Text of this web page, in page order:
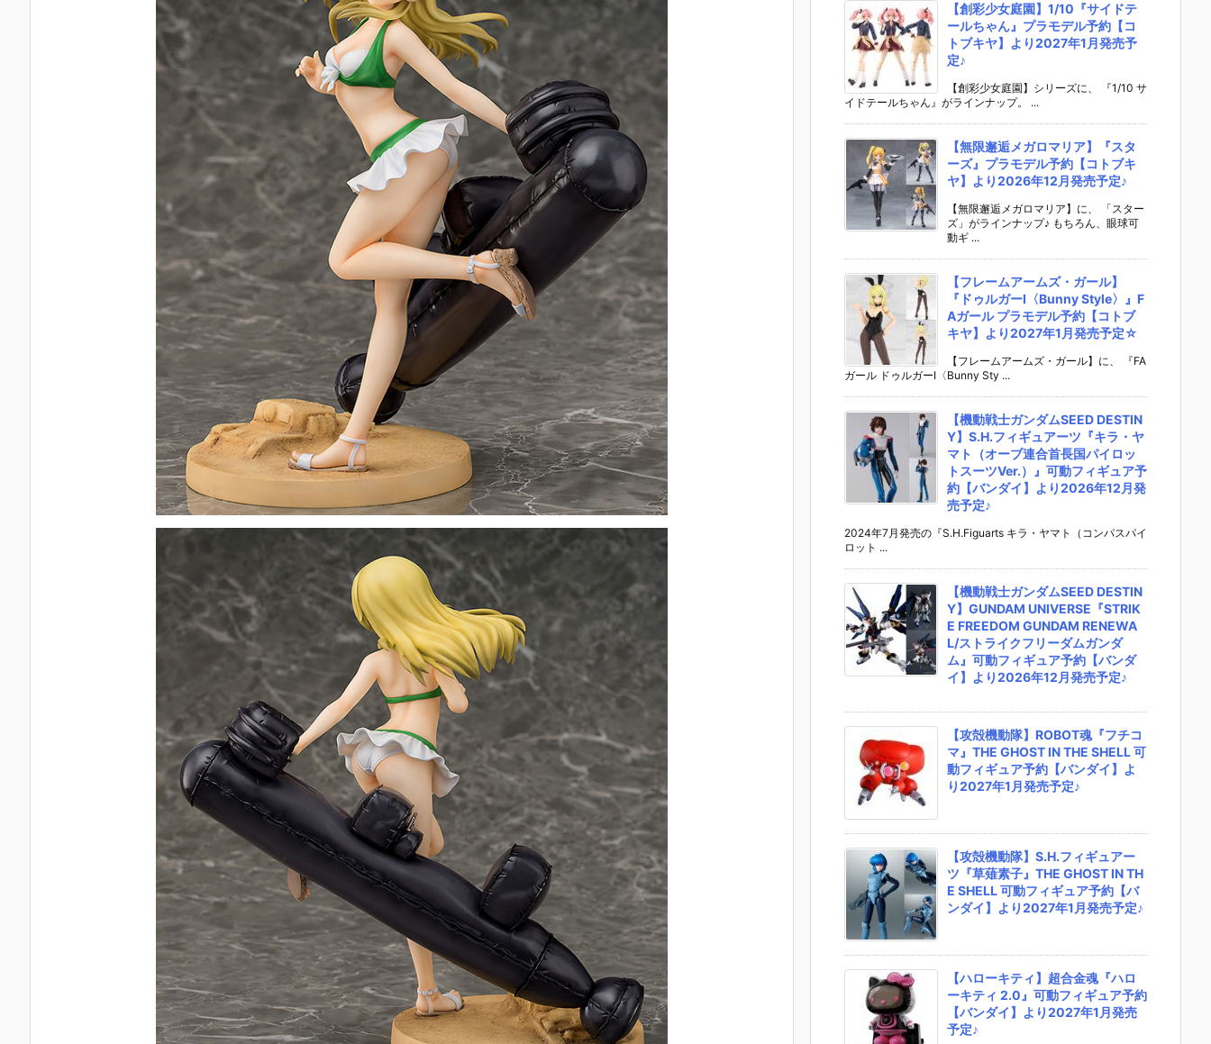
【創彩少女庭園】1/10『サイドテ
ールちゃん』プラモデル予約【コ
トブキヤ】より2027年1月発売予
定♪
【創彩少女庭園】シリーズに、 『1/10 サ
イドテールちゃん』がラインナップ。 ...
【無限邂逅メガロマリア】『スタ
ーズ』プラモデル予約【コトブキ
ヤ】より2026年12月発売予定♪
【無限邂逅メガロマリア】に、 「スター
ズ」がラインナップ♪ もちろん、眼球可
動ギ ...
【フレームアームズ・ガール】
『ドゥルガーI〈Bunny Style〉』F
Aガール プラモデル予約【コトブ
キヤ】より2027年1月発売予定☆
【フレームアームズ・ガール】に、 『FA
ガール ドゥルガーI〈Bunny Sty ...
【機動戦士ガンダムSEED DESTIN
Y】S.H.フィギュアーツ『キラ・ヤ
マト（オーブ連合首長国パイロッ
トスーツVer.）』可動フィギュア予
約【バンダイ】より2026年12月発
売予定♪
2024年7月発売の『S.H.Figuarts キラ・ヤマト（コンパスパイ
ロット ...
【機動戦士ガンダムSEED DESTIN
Y】GUNDAM UNIVERSE『STRIK
E FREEDOM GUNDAM RENEWA
L/ストライクフリーダムガンダ
ム』可動フィギュア予約【バンダ
イ】より2026年12月発売予定♪
【攻殻機動隊】ROBOT魂『フチコ
マ』THE GHOST IN THE SHELL 可
動フィギュア予約【バンダイ】よ
り2027年1月発売予定♪
【攻殻機動隊】S.H.フィギュアー
ツ『草薙素子』THE GHOST IN TH
E SHELL 可動フィギュア予約【バ
ンダイ】より2027年1月発売予定♪
【ハローキティ】超合金魂『ハロ
ーキティ 2.0』可動フィギュア予約
【バンダイ】より2027年1月発売
予定♪